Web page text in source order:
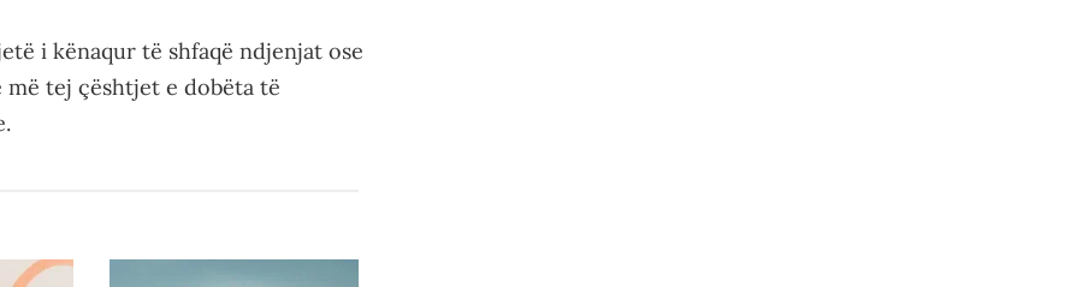
i kënaqur të shfaqë ndjenjat ose
tej çështjet e dobëta të